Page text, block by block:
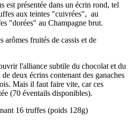
est présentée dans un écrin rond, tel
aux teintes "cuivrées", au
"dorées" au Champagne brut.
arômes fruités de cassis et de
l'alliance subtile du chocolat et du
deux écrins contenant des ganaches
Mais il faut faire vite, car ces
(70 éventails disponibles).
16 truffes (poids 128g)